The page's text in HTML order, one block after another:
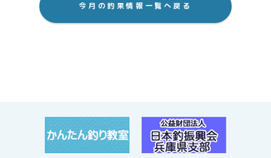
今月の釣果情報一覧へ戻る